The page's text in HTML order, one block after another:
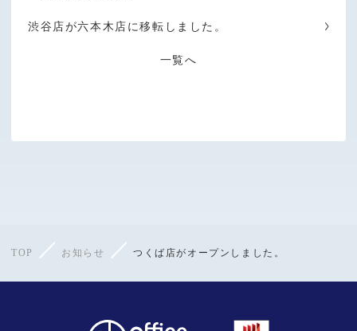
一覧へ
渋谷店が六本木店に移転しました。
TOP お知らせ つくば店がオープンしました。